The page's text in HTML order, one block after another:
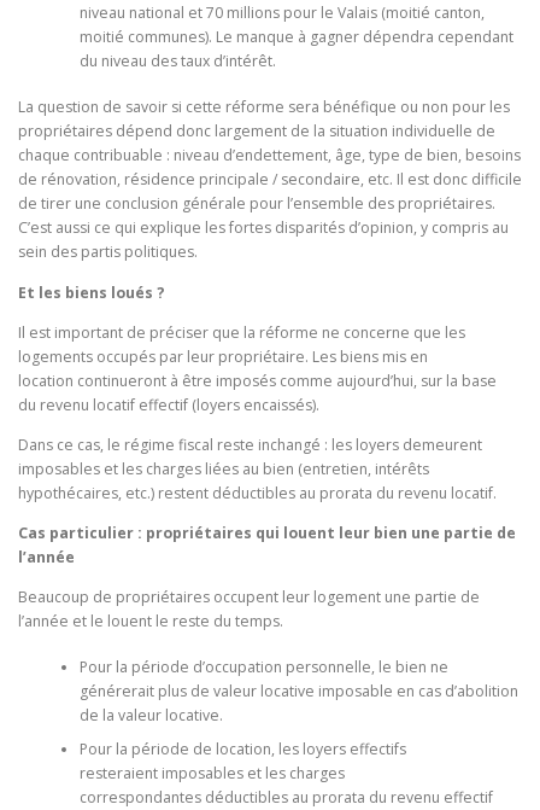
niveau national et 70 millions pour le Valais (moitié canton,
moitié communes). Le manque à gagner dépendra cependant
du niveau des taux d’intérêt.
La question de savoir si cette réforme sera bénéfique ou non pour les
propriétaires dépend donc largement de la situation individuelle de
chaque contribuable : niveau d’endettement, âge, type de bien, besoins
de rénovation, résidence principale / secondaire, etc. Il est donc difficile
de tirer une conclusion générale pour l’ensemble des propriétaires.
C’est aussi ce qui explique les fortes disparités d’opinion, y compris au
sein des partis politiques.
Et les biens loués ?
Il est important de préciser que la réforme ne concerne que les
logements occupés par leur propriétaire. Les biens mis en
location continueront à être imposés comme aujourd’hui, sur la base
du revenu locatif effectif (loyers encaissés).
Dans ce cas, le régime fiscal reste inchangé : les loyers demeurent
imposables et les charges liées au bien (entretien, intérêts
hypothécaires, etc.) restent déductibles au prorata du revenu locatif.
Cas particulier : propriétaires qui louent leur bien une partie de
l’année
Beaucoup de propriétaires occupent leur logement une partie de
l’année et le louent le reste du temps.
Pour la période d’occupation personnelle, le bien ne
générerait plus de valeur locative imposable en cas d’abolition
de la valeur locative.
Pour la période de location, les loyers effectifs
resteraient imposables et les charges
correspondantes déductibles au prorata du revenu effectif